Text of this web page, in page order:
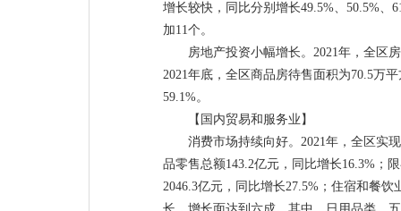
增长较快，同比分别增长49.5%、50.5%
加11个。
房地产投资小幅增长。2021年，全区
2021年底，全区商品房待售面积为70.5万
59.1%。
【国内贸易和服务业】
消费市场持续向好。2021年，全区实
品零售总额143.2亿元，同比增长16.3%；
2046.3亿元，同比增长27.5%；住宿和餐